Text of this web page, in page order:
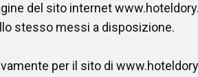
del sito internet
stesso messi a disposizione.
per il sito di